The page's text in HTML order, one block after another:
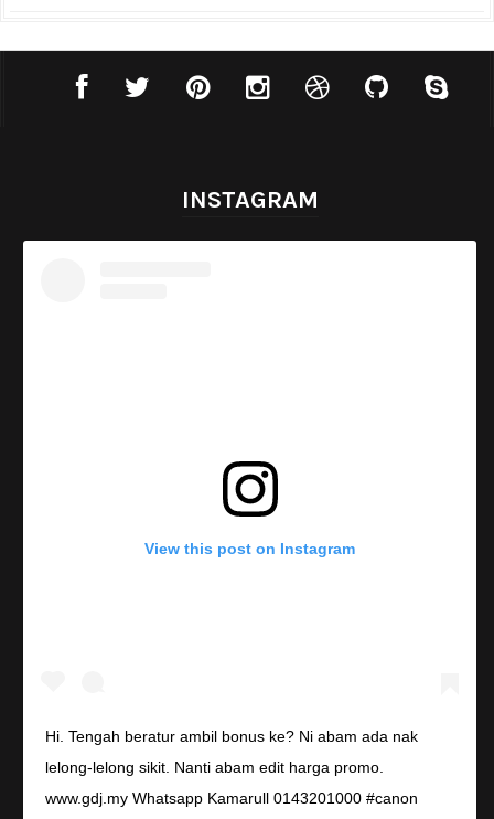
INSTAGRAM
View this post on Instagram
Hi. Tengah beratur ambil bonus ke? Ni abam ada nak
lelong-lelong sikit. Nanti abam edit harga promo.
www.gdj.my Whatsapp Kamarull 0143201000 #canon